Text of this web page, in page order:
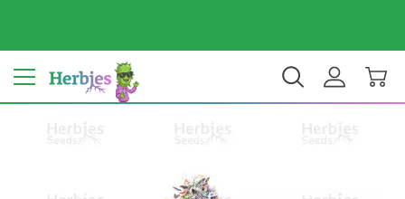
Il tuo Paese: Italy € EUR IT